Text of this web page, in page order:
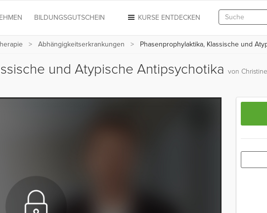
KURSE ENTDECKEN
BILDUNGSGUTSCHEIN
Abhängigkeitserkrankungen Phasenprophylaktika, Klassische und
und Atypische Antipsychotika von